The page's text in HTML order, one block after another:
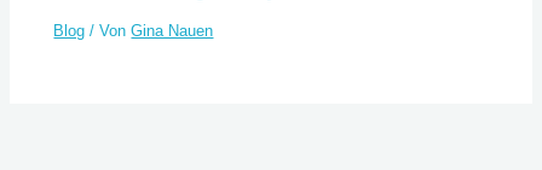
Blog / VonGina Nauen